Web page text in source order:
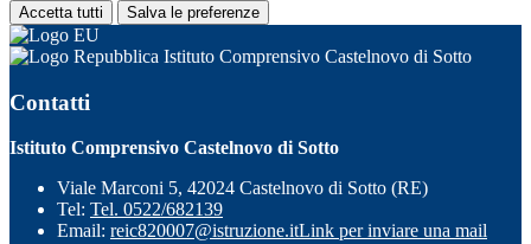
Accetta tutti Salva le preferenze
Istituto Comprensivo Castelnovo di Sotto
Contatti
Istituto Comprensivo Castelnovo di Sotto
Viale Marconi 5, 42024 Castelnovo di Sotto (RE)
Tel: Tel. 0522/682139
Email: reic820007@istruzione.itLink per inviare una mail